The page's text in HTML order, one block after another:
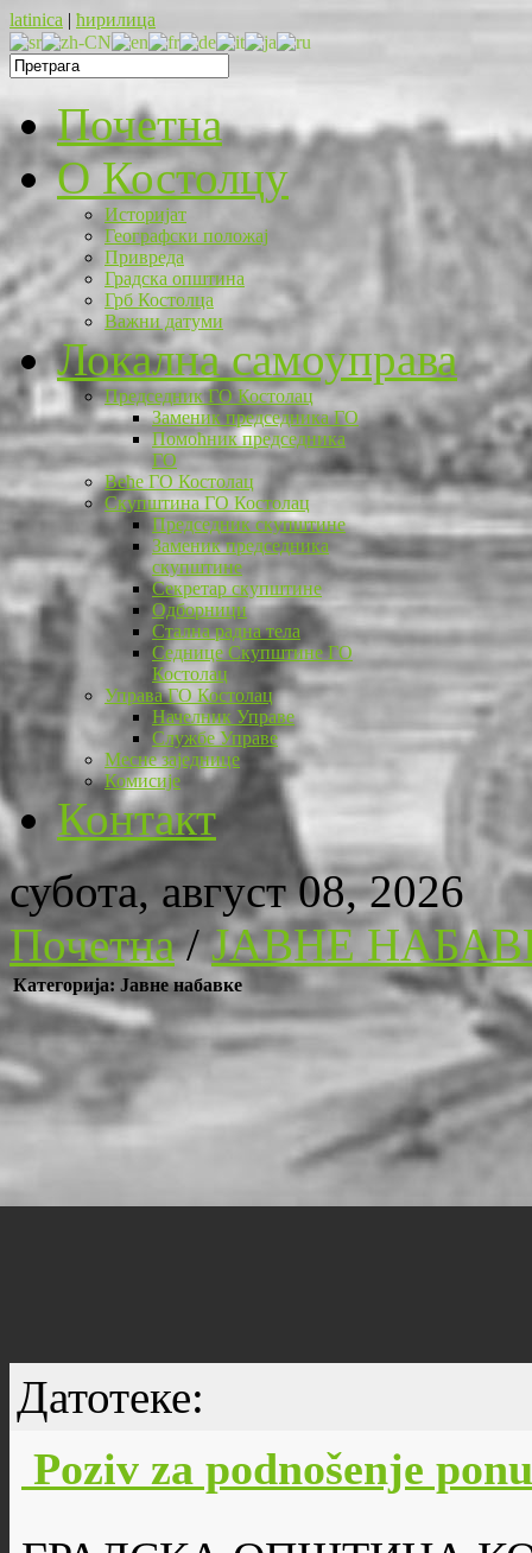
latinica | ћирилица
Почетна
O Костолцу
Историјат
Географски положај
Привреда
Градска општина
Грб Костолца
Важни датуми
Локална самоуправа
Председник ГО Костолац
Заменик председника ГО
Помоћник председника
ГО
Веће ГО Костолац
Скупштина ГО Костолац
Председник скупштине
Заменик председника
скупштине
Секретар скупштине
Одборници
Стална радна тела
Седнице Скупштине ГО
Костолац
Управа ГО Костолац
Начелник Управе
Службе Управе
Месне заједнице
Комисије
Контакт
субота, август 08, 2026
Почетна/ЈАВНЕ
Категорија: Јавне набавке
Датотеке:
Poziv za podnošenje